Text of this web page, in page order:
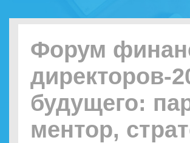
Форум
директоров-
будущего:
ментор,